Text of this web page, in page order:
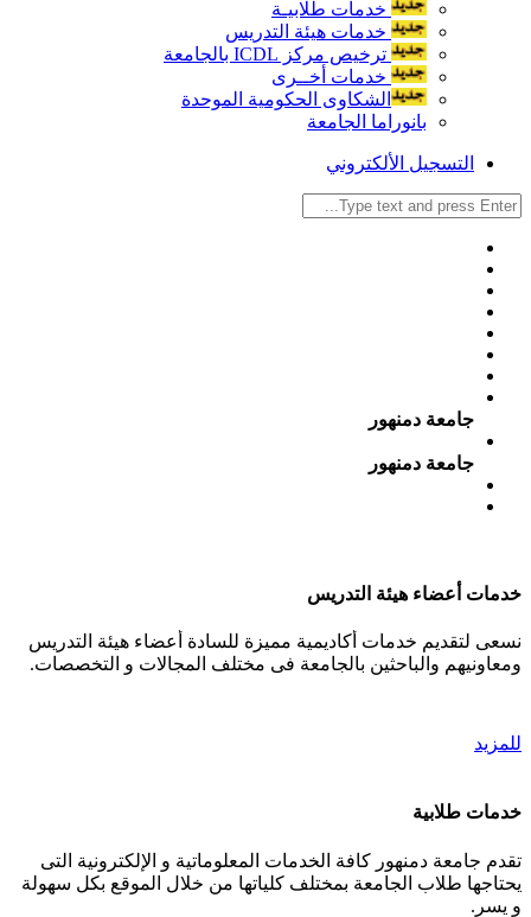
خدمات طلابيـة
خدمات هيئة التدريس
ترخيص مركز ICDL بالجامعة
خدمات أخــرى
الشكاوى الحكومية الموحدة
بانوراما الجامعة
التسجيل الألكتروني
جامعة دمنهور
جامعة دمنهور
خدمات أعضاء هيئة التدريس
نسعى لتقديم خدمات أكاديمية مميزة للسادة أعضاء هيئة التدريس
ومعاونيهم والباحثين بالجامعة فى مختلف المجالات و التخصصات.
للمزيد
خدمات طلابية
تقدم جامعة دمنهور كافة الخدمات المعلوماتية و الإلكترونية التى
يحتاجها طلاب الجامعة بمختلف كلياتها من خلال الموقع بكل سهولة
و يسر.